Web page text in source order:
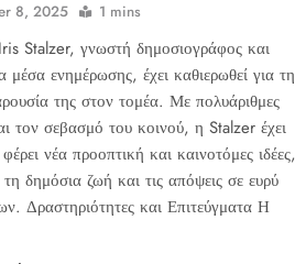
8, 2025 1 mins
Stalzer, γνωστή δημοσιογράφος και
ενημέρωσης, έχει καθιερωθεί για τη
της στον τομέα. Με πολυάριθμες
τον σεβασμό του κοινού, η Stalzer έχει
νέα προοπτική και καινοτόμες ιδέες,
δημόσια ζωή και τις απόψεις σε ευρύ
Δραστηριότητες και Επιτεύγματα Η